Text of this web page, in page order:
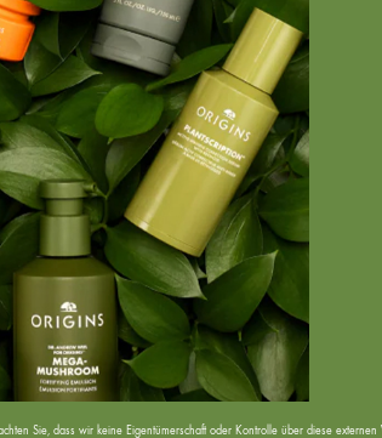
Sie, dass wir keine Eigentümerschaft oder Kontrolle über diese